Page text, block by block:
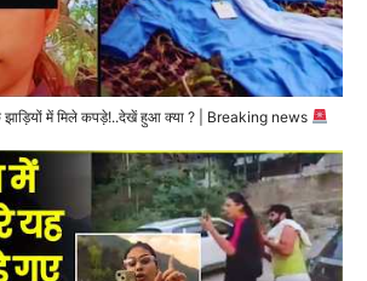
के झाड़ियों में मिले कपड़े!..देखें हुआ क्या ? | Breaking news